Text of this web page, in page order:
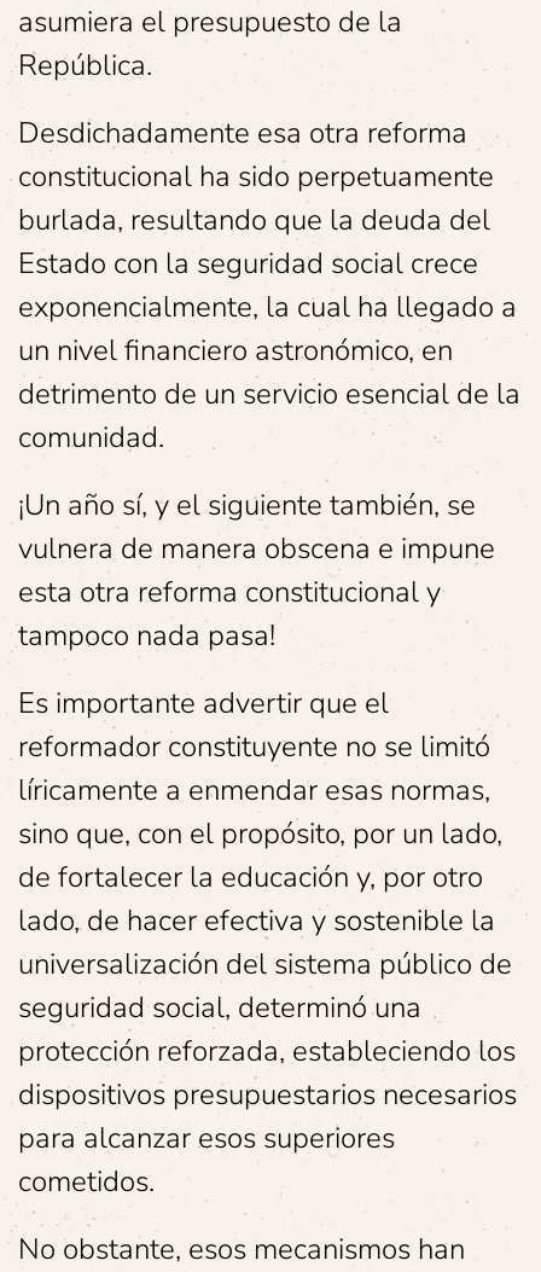
asumiera el presupuesto de la
República.
Desdichadamente esa otra reforma
constitucional ha sido perpetuamente
burlada, resultando que la deuda del
Estado con la seguridad social crece
exponencialmente, la cual ha llegado a
un nivel financiero astronómico, en
detrimento de un servicio esencial de la
comunidad.
¡Un año sí, y el siguiente también, se
vulnera de manera obscena e impune
esta otra reforma constitucional y
tampoco nada pasa!
Es importante advertir que el
reformador constituyente no se limitó
líricamente a enmendar esas normas,
sino que, con el propósito, por un lado,
de fortalecer la educación y, por otro
lado, de hacer efectiva y sostenible la
universalización del sistema público de
seguridad social, determinó una
protección reforzada, estableciendo los
dispositivos presupuestarios necesarios
para alcanzar esos superiores
cometidos.
No obstante, esos mecanismos han